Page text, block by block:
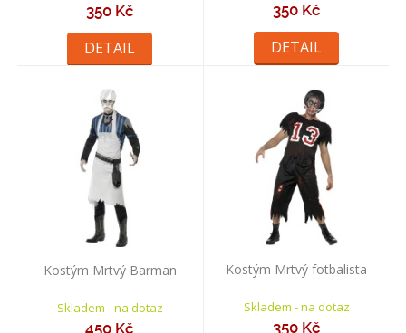
350 Kč
DETAIL
350 Kč
DETAIL
Kostým Mrtvý Barman
Skladem - na dotaz
450 Kč
Kostým Mrtvý fotbalista
Skladem - na dotaz
350 Kč